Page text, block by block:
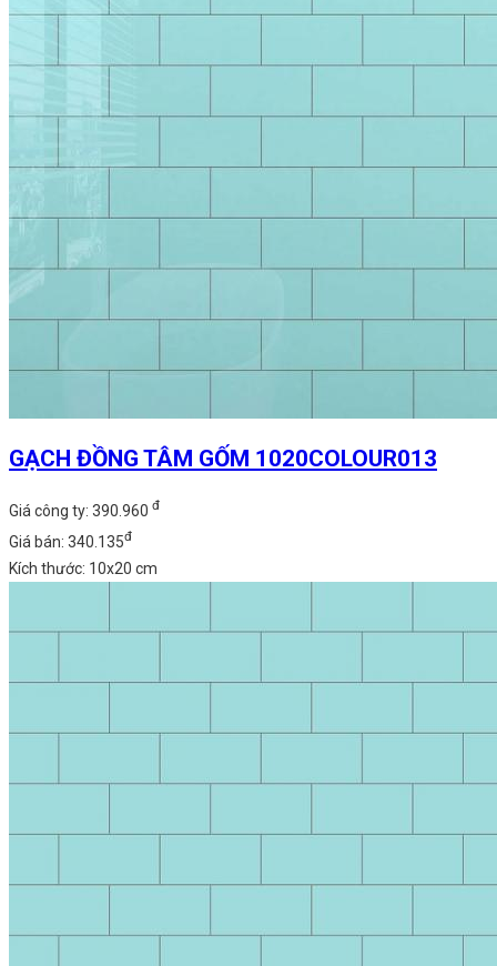
GẠCH ĐỒNG TÂM GỐM 1020COLOUR013
Giá công ty: 390.960 đ
Giá bán: 340.135đ
Kích thước: 10x20 cm